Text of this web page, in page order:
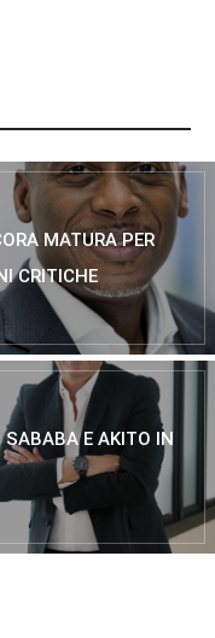
MATURA PER
CRITICHE
SABABA E AKITO IN